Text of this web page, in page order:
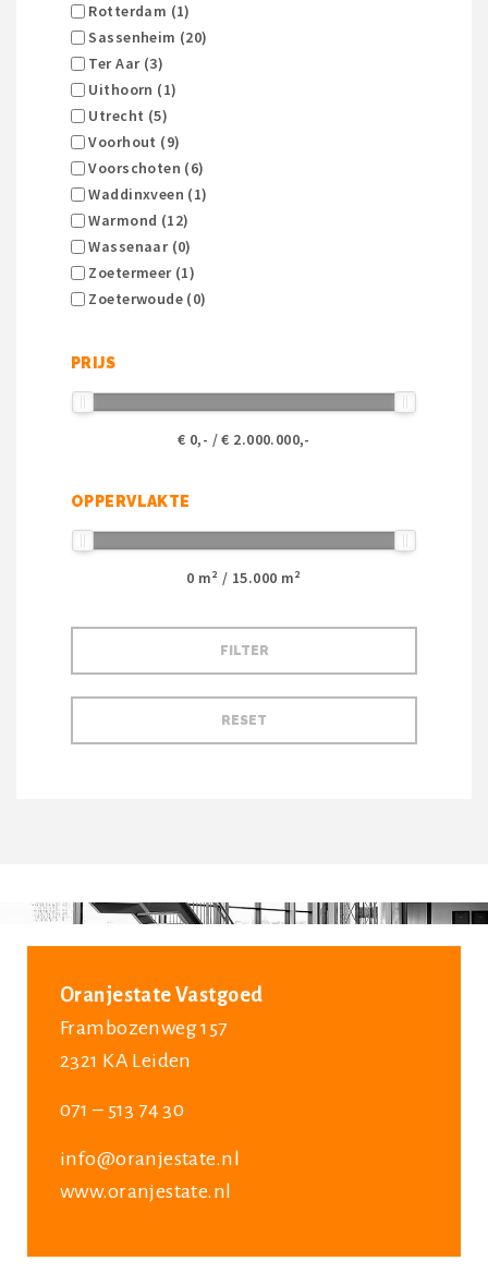
Rotterdam (1)
Sassenheim (20)
Ter Aar (3)
Uithoorn (1)
Utrecht (5)
Voorhout (9)
Voorschoten (6)
Waddinxveen (1)
Warmond (12)
Wassenaar (0)
Zoetermeer (1)
Zoeterwoude (0)
PRIJS
€ 0,- / € 2.000.000,-
OPPERVLAKTE
0 m² / 15.000 m²
Oranjestate Vastgoed
Frambozenweg 157
2321 KA Leiden
071 – 513 74 30
info@oranjestate.nl
www.oranjestate.nl